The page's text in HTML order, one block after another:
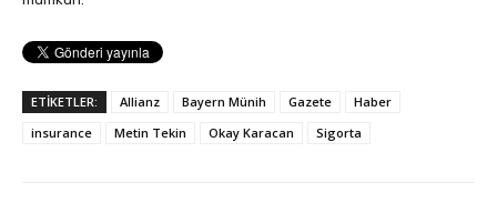
ETİKETLER: Allianz Bayern Münih Gazete
Haber
insurance
Metin Tekin Okay Karacan Sigorta